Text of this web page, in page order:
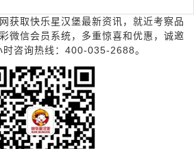
获取快乐星汉堡最新资讯，就近考察品
微信会员系统，多重惊喜和优惠，诚邀
咨询热线：400-035-2688。